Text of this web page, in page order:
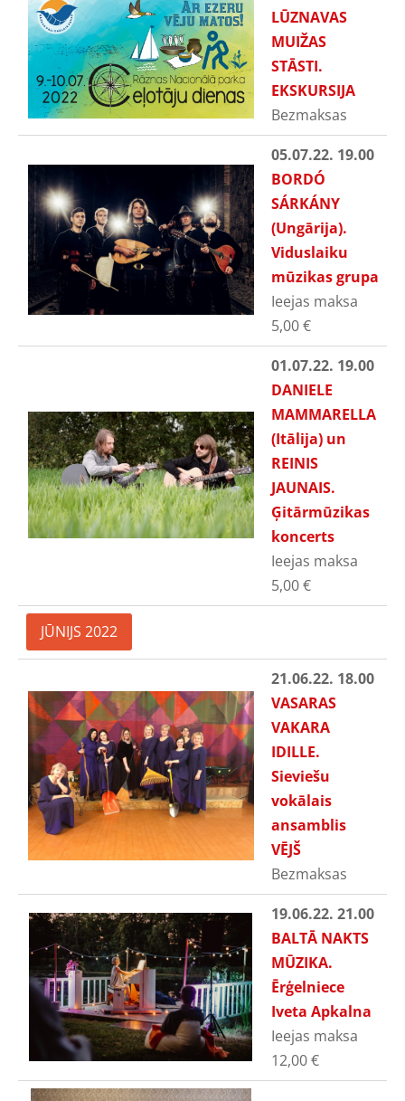
LŪZNAVAS
MUIŽAS
STĀSTI.
EKSKURSIJA
Bezmaksas
05.07.22. 19.00
BORDÓ
SÁRKÁNY
(Ungārija).
Viduslaiku
mūzikas grupa
Ieejas maksa
5,00€
01.07.22. 19.00
DANIELE
MAMMARELLA
(Itālija) un
REINIS
JAUNAIS.
Ģitārmūzikas
koncerts
Ieejas maksa
5,00€
JŪNIJS 2022
21.06.22. 18.00
VASARAS
VAKARA
IDILLE.
Sieviešu
vokālais
ansamblis
VĒJŠ
Bezmaksas
19.06.22. 21.00
BALTĀ NAKTS
MŪZIKA.
Ērģelniece
Iveta Apkalna
Ieejas maksa
12,00€